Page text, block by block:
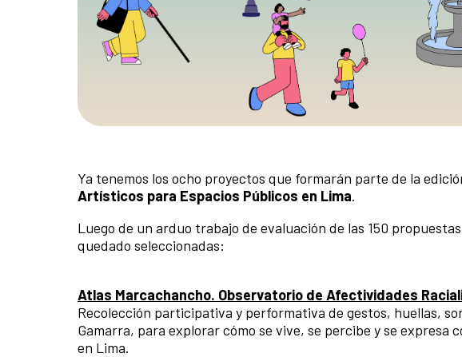
Ya tenemos los ocho proyectos que formarán parte de la
Artísticos para Espacios Públicos en Lima.
Luego de un arduo trabajo de evaluación de las 150
quedado seleccionadas:
Atlas Marcachancho. Observatorio de Afectividades
Recolección participativa y performativa de gestos, huellas,
Gamarra, para explorar cómo se vive, se percibe y se
en Lima.